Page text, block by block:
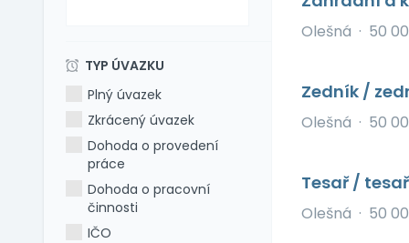
TYP ÚVAZKU
Plný úvazek
Zkrácený úvazek
Dohoda o provedení
práce
Dohoda o pracovní
činnosti
IČO
Olešná · 50
Zedník /
Olešná · 50
Tesař /
Olešná · 50